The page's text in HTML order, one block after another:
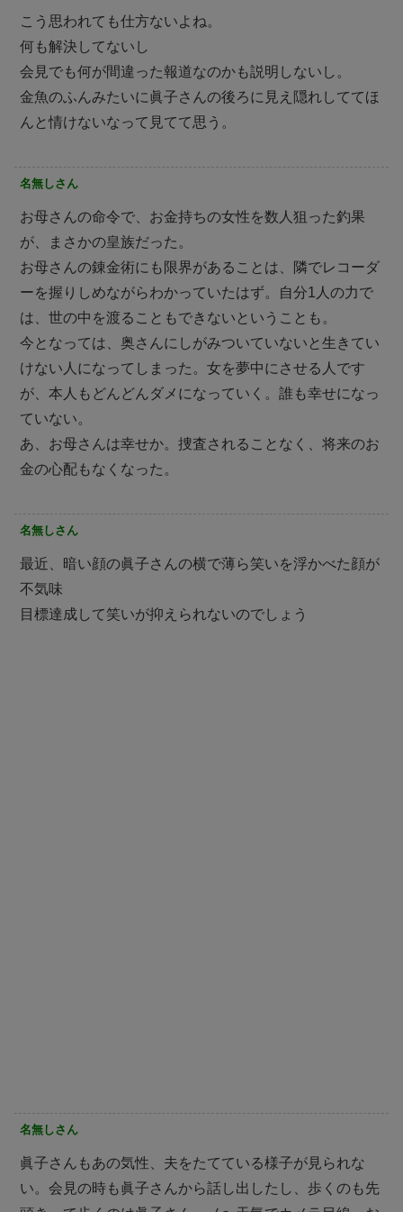
こう思われても仕方ないよね。
何も解決してないし
会見でも何が間違った報道なのかも説明しないし。
金魚のふんみたいに眞子さんの後ろに見え隠れしててほ
んと情けないなって見てて思う。
名無しさん
お母さんの命令で、お金持ちの女性を数人狙った釣果
が、まさかの皇族だった。
お母さんの錬金術にも限界があることは、隣でレコーダ
ーを握りしめながらわかっていたはず。自分1人の力で
は、世の中を渡ることもできないということも。
今となっては、奥さんにしがみついていないと生きてい
けない人になってしまった。女を夢中にさせる人です
が、本人もどんどんダメになっていく。誰も幸せになっ
ていない。
あ、お母さんは幸せか。捜査されることなく、将来のお
金の心配もなくなった。
名無しさん
最近、暗い顔の眞子さんの横で薄ら笑いを浮かべた顔が
不気味
目標達成して笑いが抑えられないのでしょう
名無しさん
眞子さんもあの気性、夫をたてている様子が見られな
い。会見の時も眞子さんから話し出したし、歩くのも先